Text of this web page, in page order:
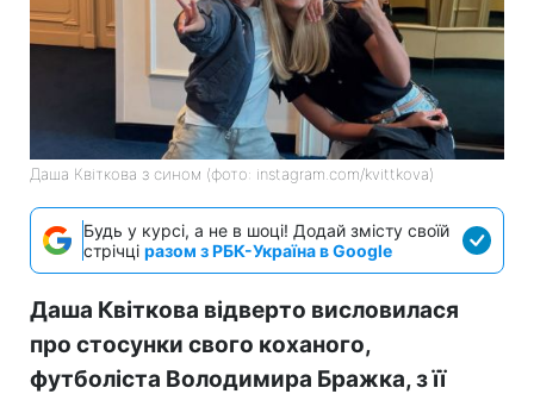
Даша Квіткова з сином (фото: instagram.com/kvittkova)
Будь у курсі, а не в шоці! Додай змісту своїй
стрічці разом з РБК-Україна в Google
Даша Квіткова відверто висловилася
про стосунки свого коханого,
футболіста Володимира Бражка, з її